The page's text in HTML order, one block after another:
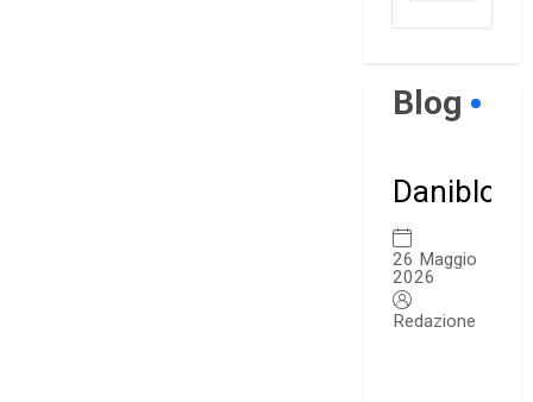
Blog
Daniblog
26 Maggio
2026
Redazione